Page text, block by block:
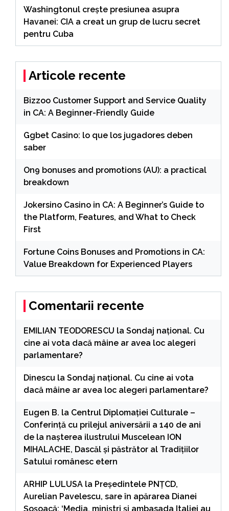
Washingtonul creşte presiunea asupra
Havanei: CIA a creat un grup de lucru secret
pentru Cuba
Articole recente
Bizzoo Customer Support and Service Quality
in CA: A Beginner-Friendly Guide
Ggbet Casino: lo que los jugadores deben
saber
On9 bonuses and promotions (AU): a practical
breakdown
Jokersino Casino in CA: A Beginner’s Guide to
the Platform, Features, and What to Check
First
Fortune Coins Bonuses and Promotions in CA:
Value Breakdown for Experienced Players
Comentarii recente
EMILIAN TEODORESCU la Sondaj național. Cu
cine ai vota dacă mâine ar avea loc alegeri
parlamentare?
Dinescu la Sondaj național. Cu cine ai vota
dacă mâine ar avea loc alegeri parlamentare?
Eugen B. la Centrul Diplomației Culturale –
Conferință cu prilejul aniversării a 140 de ani
de la nașterea ilustrului Muscelean ION
MIHALACHE, Dascăl și păstrător al Tradițiilor
Satului românesc etern
ARHIP LULUSA la Președintele PNȚCD,
Aurelian Pavelescu, sare în apărarea Dianei
Șoșoacă: ‘Media, miniștri și ambasada Italiei au